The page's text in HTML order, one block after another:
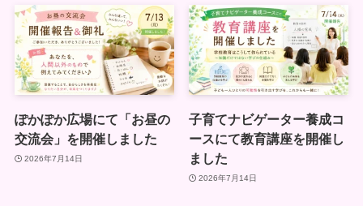
ぽかぽか広場にて「お昼の
交流会」を開催しました
2026年7月14日
子育てナビゲーター養成コ
ースにて教育講座を開催し
ました
2026年7月14日